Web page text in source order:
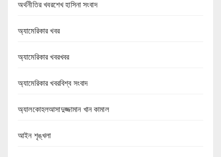
অর্থনীতির খবরশেখ হাসিনা সংবাদ
অ্যামেরিকার খবর
অ্যামেরিকার খবরখবর
অ্যামেরিকার খবরবিশ্ব সংবাদ
অ্যালকোহলআসাদুজ্জামান খান কামাল
আইন শৃঙ্খলা